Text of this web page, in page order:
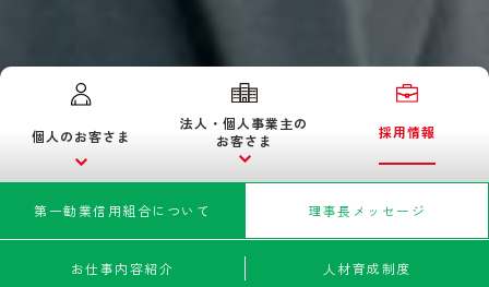
個人のお客さま
法人・個人事業主の
お客さま
採用情報
第一勧業信用組合について 理事長メッセージ
お仕事内容紹介 人材育成制度